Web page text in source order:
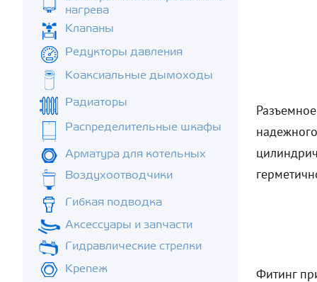
нагрева
Клапаны
Редукторы давления
Коаксиальные дымоходы
Радиаторы
Распределительные шкафы
Арматура для котельных
Воздухоотводчики
Гибкая подводка
Аксессуары и запчасти
Гидравлические стрелки
Крепеж
Фитинг